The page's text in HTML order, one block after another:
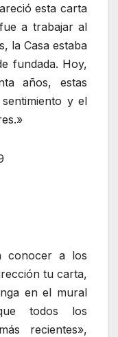
esta carta
a trabajar al
la Casa estaba
fundada. Hoy,
años, estas
y el
conocer a los
tu carta,
en el mural
todos los
recientes»,